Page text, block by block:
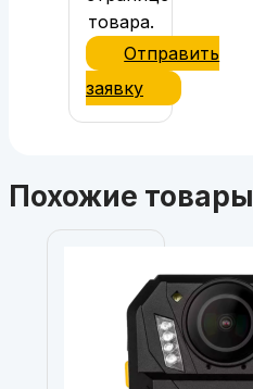
товара.
Отправить
заявку
Похожие товары